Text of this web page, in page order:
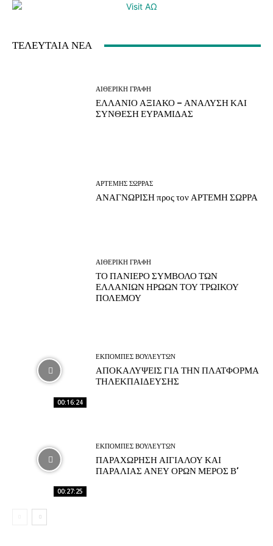
ΤΕΛΕΥΤΑΙΑ ΝΕΑ
ΑΙΘΕΡΙΚΗ ΓΡΑΦΗ
ΕΛΛΑΝΙΟ ΑΞΙΑΚΟ – ΑΝΑΛΥΣΗ ΚΑΙ
ΣΥΝΘΕΣΗ ΕΥΡΑΜΙΔΑΣ
ΑΡΤΕΜΗΣ ΣΩΡΡΑΣ
ΑΝΑΓΝΩΡΙΣΗ προς τον ΑΡΤΕΜΗ ΣΩΡΡΑ
ΑΙΘΕΡΙΚΗ ΓΡΑΦΗ
ΤΟ ΠΑΝΙΕΡΟ ΣΥΜΒΟΛΟ ΤΩΝ
ΕΛΛΑΝΙΩΝ ΗΡΩΩΝ ΤΟΥ ΤΡΩΙΚΟΥ
ΠΟΛΕΜΟΥ
00:16:24
ΕΚΠΟΜΠΕΣ ΒΟΥΛΕΥΤΩΝ
ΑΠΟΚΑΛΥΨΕΙΣ ΓΙΑ ΤΗΝ ΠΛΑΤΦΟΡΜΑ
ΤΗΛΕΚΠΑΙΔΕΥΣΗΣ
00:27:25
ΕΚΠΟΜΠΕΣ ΒΟΥΛΕΥΤΩΝ
ΠΑΡΑΧΩΡΗΣΗ ΑΙΓΙΑΛΟΥ ΚΑΙ
ΠΑΡΑΛΙΑΣ ΑΝΕΥ ΟΡΩΝ ΜΕΡΟΣ Β’